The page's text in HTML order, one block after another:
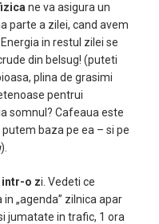
ne va asigura un
parte a zilei, cand avem
in restul zilei se
din belsug! (puteti
plina de grasimi
pentrui
somnul? Cafeaua este
baza pe ea – si pe
).
intr-o zi. Vedeti ce
„agenda” zilnica apar
jumatate in trafic, 1 ora